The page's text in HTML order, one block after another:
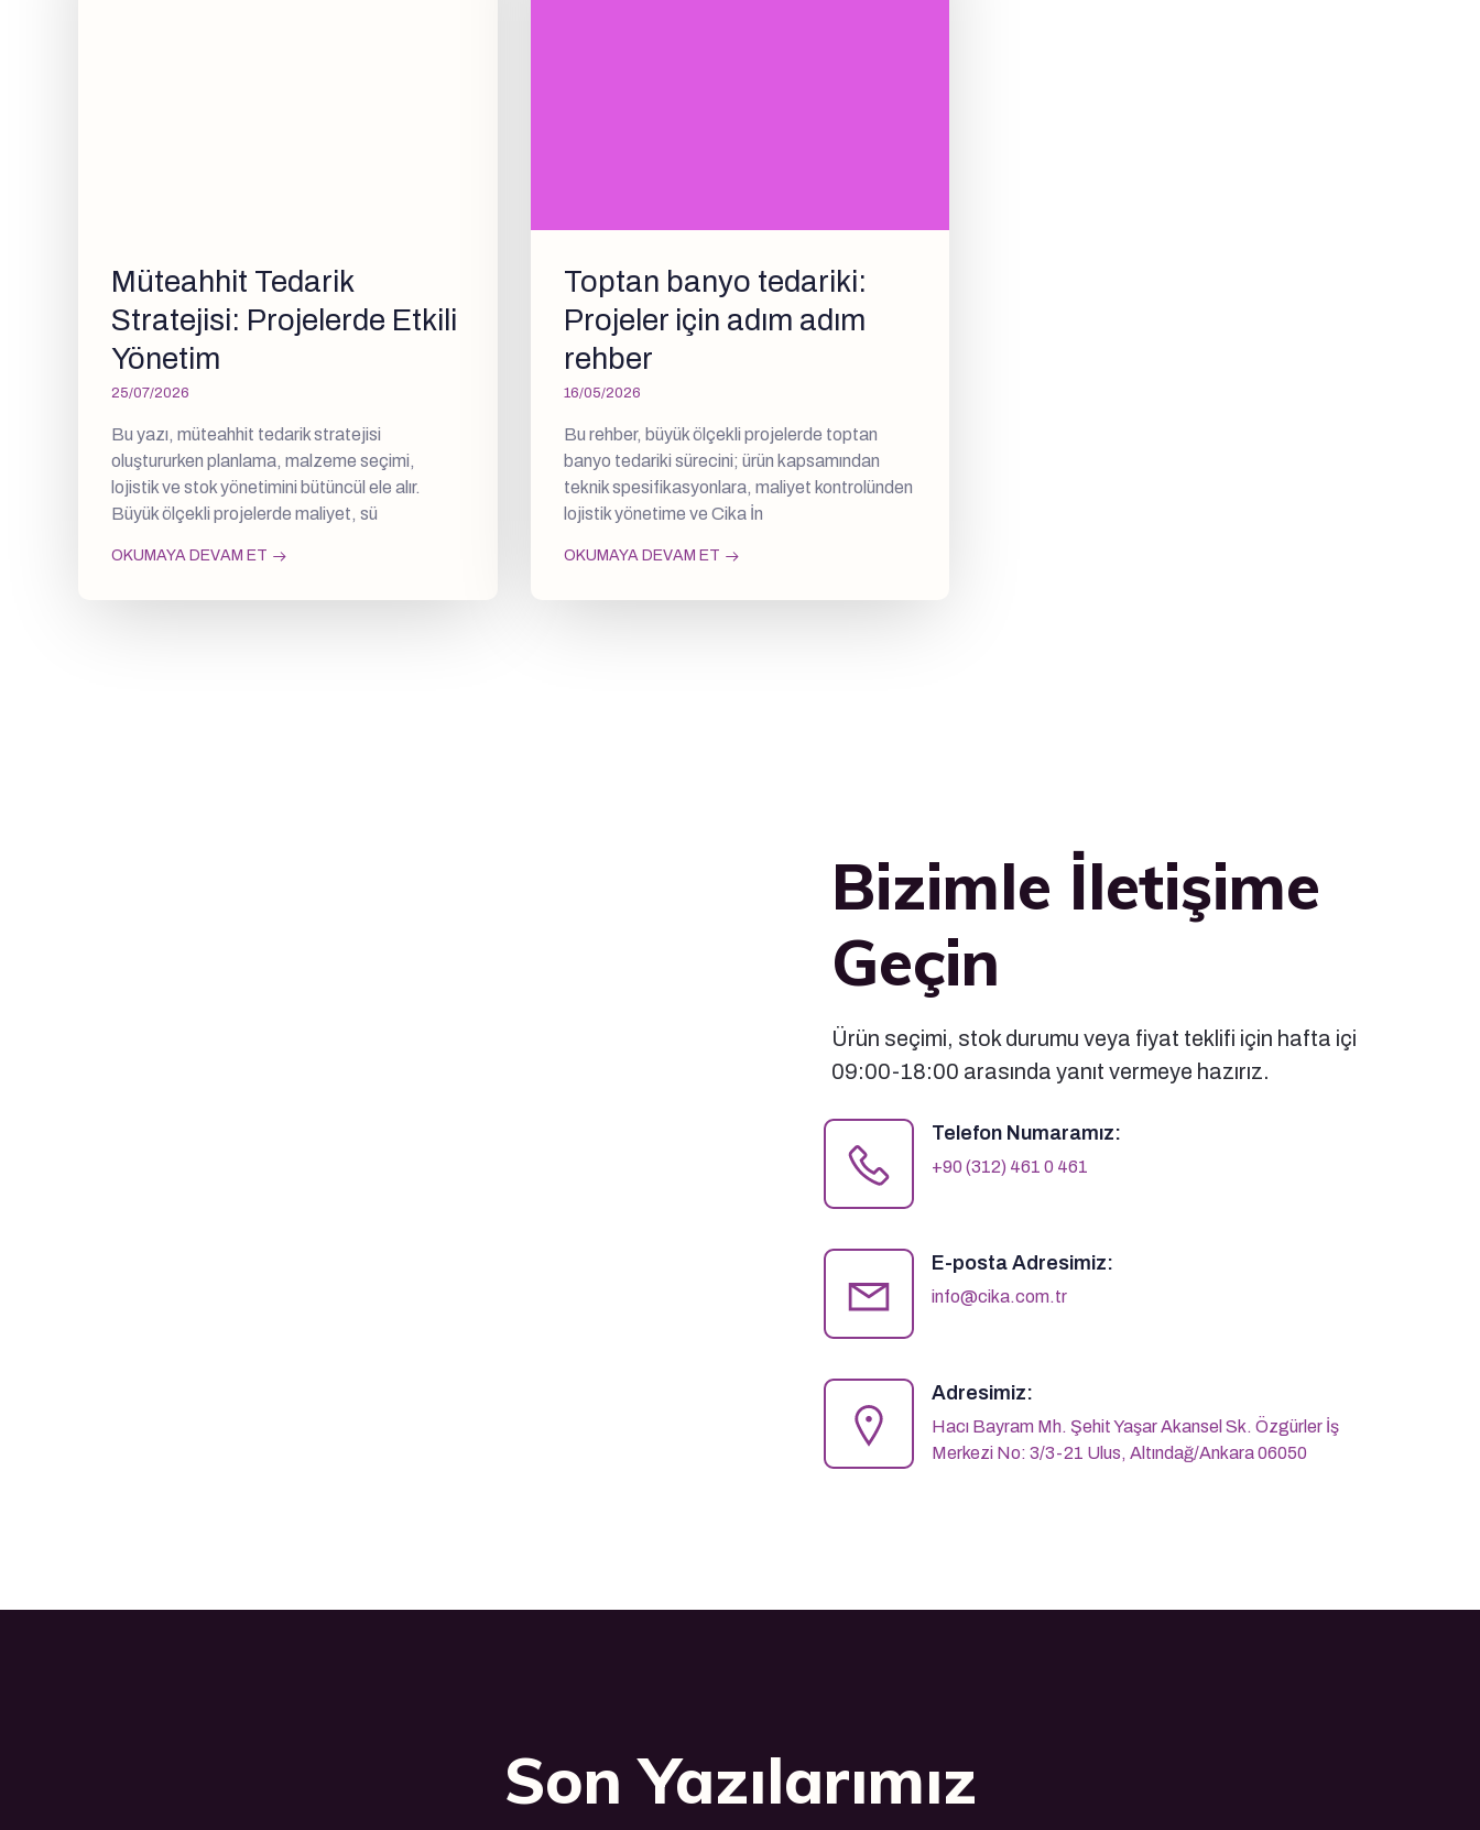
Müteahhit Tedarik
Stratejisi: Projelerde Etkili
Yönetim
25/07/2026
Bu yazı, müteahhit tedarik stratejisi
oluştururken planlama, malzeme seçimi,
lojistik ve stok yönetimini bütüncül ele alır.
Büyük ölçekli projelerde maliyet, sü
OKUMAYA DEVAM ET
Toptan banyo tedariki:
Projeler için adım adım
rehber
16/05/2026
Bu rehber, büyük ölçekli projelerde toptan
banyo tedariki sürecini; ürün kapsamından
teknik spesifikasyonlara, maliyet kontrolünden
lojistik yönetime ve Cika İn
OKUMAYA DEVAM ET
Bizimle İletişime
Geçin
Ürün seçimi, stok durumu veya fiyat teklifi için hafta içi
09:00-18:00 arasında yanıt vermeye hazırız.
Telefon Numaramız:
+90 (312) 461 0 461
E-posta Adresimiz:
info@cika.com.tr
Adresimiz:
Hacı Bayram Mh. Şehit Yaşar Akansel Sk. Özgürler İş
Merkezi No: 3/3-21 Ulus, Altındağ/Ankara 06050
Son Yazılarımız